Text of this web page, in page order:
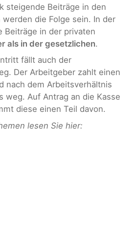
steigende Beiträge in den
die Folge sein. In der
Beiträge in der privaten
als in der gesetzlichen.
fällt auch der
Der Arbeitgeber zahlt einen
nach dem Arbeitsverhältnis
weg. Auf Antrag an die Kasse
diese einen Teil davon.
lesen Sie hier: